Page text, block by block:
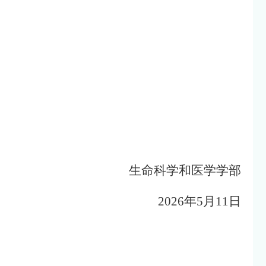
生命科学和医学学部
2026年5月 11 日